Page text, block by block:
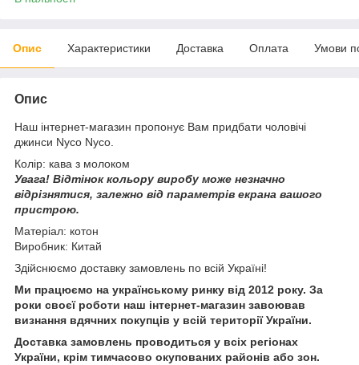
Опис Характеристики Доставка Оплата Умови
Опис
Наш інтернет-магазин пропонує Вам придбати чоловічі
джинси Nyco Nyco.
Колір: кава з молоком
Увага! Відтінок кольору виробу може незначно
відрізнятися, залежно від параметрів екрана вашого
пристрою.
Матеріал: котон
Виробник: Китай
Здійснюємо доставку замовлень по всій Україні!
Ми працюємо на українському ринку від 2012 року. За
роки своєї роботи наш інтернет-магазин завоював
визнання вдячних покупців у всій території України.
Доставка замовлень проводиться у всіх регіонах
України, крім тимчасово окупованих районів або зон.